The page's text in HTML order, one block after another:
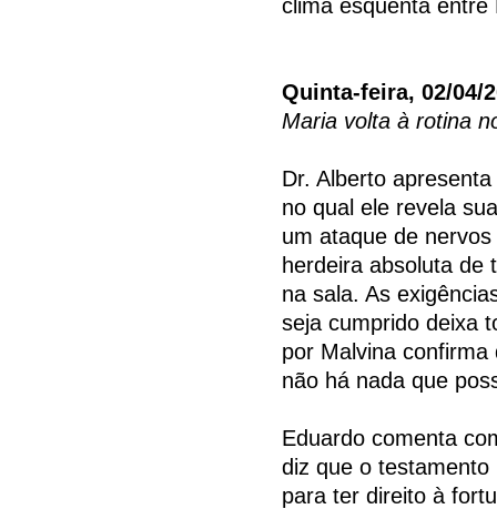
Quinta-feira, 02/04/
Maria volta à rotina
Dr. Alberto
no qual ele revela
um ataque de
herdeira absoluta de
na sala. As
seja cumprido deixa
por Malvina
não há nada que
Eduardo comenta
diz que o
para ter direito à